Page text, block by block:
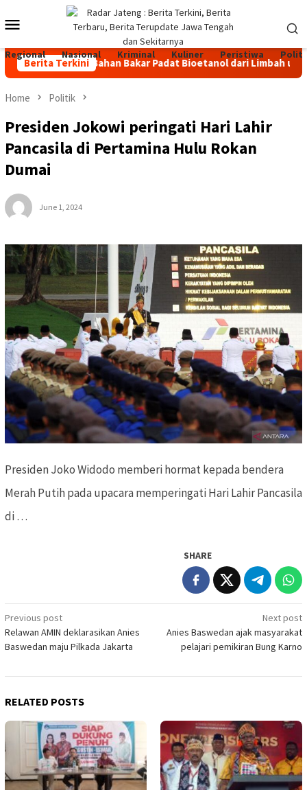
to
Mobile
Menu
Regional Nasional Kriminal Kuliner Peristiwa
Berita Terkini
GENARI, Bahan Bakar Padat Bioetanol dari Limbah untuk
Home Politik
Presiden Jokowi peringati Hari Lahir
Pancasila di Pertamina Hulu Rokan
Dumai
June 1, 2024
Presiden Joko Widodo memberi hormat kepada bendera
Merah Putih pada upacara memperingati Hari Lahir Pancasila
di …
SHARE
Post
navigation
Previous post
Relawan AMIN deklarasikan Anies
Baswedan maju Pilkada Jakarta
Next post
Anies Baswedan ajak masyarakat
pelajari pemikiran Bung Karno
RELATED POSTS